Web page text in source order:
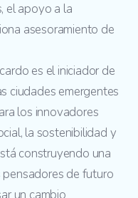
el apoyo a la
asesoramiento de
es el iniciador de
ciudades emergentes
los innovadores
la sostenibilidad y
construyendo una
pensadores de futuro